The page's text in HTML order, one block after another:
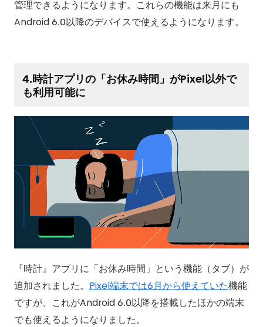
管理できるようになります。これらの機能は来月にも
Android 6.0以降のデバイスで使えるようになります。
4.時計アプリの「お休み時間」がPixel以外で
も利用可能に
『時計』アプリに「お休み時間」という機能（タブ）が
追加されました。 Pixel端末では6月から使えていた機能
ですが、これがAndroid 6.0以降を搭載したほかの端末
でも使えるようになりました。